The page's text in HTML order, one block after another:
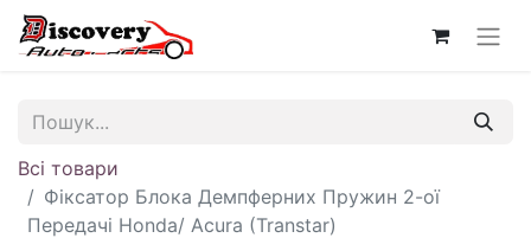
Всі товари
Фіксатор Блока Демпферних Пружин 2-ої
Передачі Honda/ Acura (Transtar)